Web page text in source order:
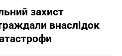
захист
внаслідок